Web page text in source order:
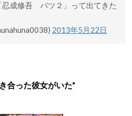
忍成修吾 バツ２」って出てきた
2013年5月22日
合った彼女がいた”